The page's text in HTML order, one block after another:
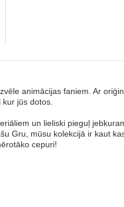
animācijas faniem. Ar
jūs dotos.
un lieliski pieguļ
Gru, mūsu kolekcijā ir kaut
cepuri!